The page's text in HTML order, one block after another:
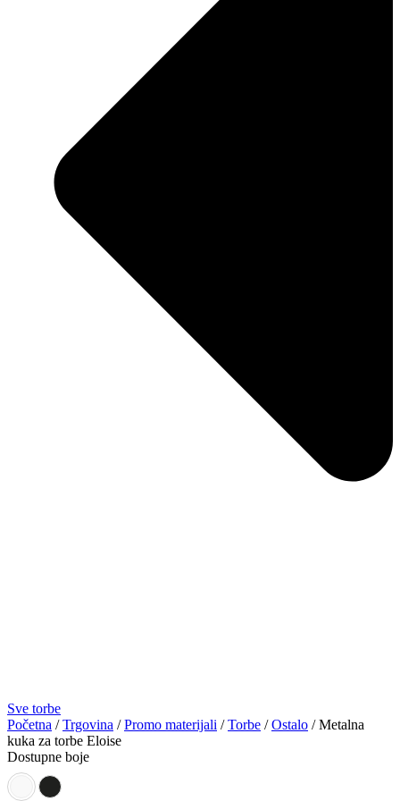
Sve torbe
Početna /Trgovina /Promo materijali /Torbe /Ostalo / Metalna
kuka za torbe Eloise
Dostupne boje